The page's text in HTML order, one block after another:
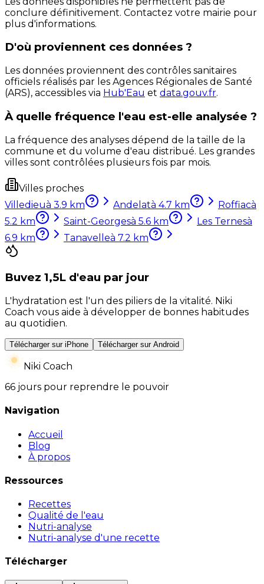
conclure définitivement. Contactez votre mairie pour
plus d'informations.
D'où proviennent ces données ?
Les données proviennent des contrôles sanitaires
officiels réalisés par les Agences Régionales de Santé
(ARS), accessibles via Hub'Eau et data.gouv.fr.
À quelle fréquence l'eau est-elle analysée ?
La fréquence des analyses dépend de la taille de la
commune et du volume d'eau distribué. Les grandes
villes sont contrôlées plusieurs fois par mois.
Villes proches
Villedieuà 3.9 km Andelatà 4.7 km Roffiacà
5.2 km Saint-Georgesà 5.6 km Les Ternesà
6.9 km Tanavelleà 7.2 km
Buvez 1,5L d'eau par jour
L'hydratation est l'un des piliers de la vitalité. Niki
Coach vous aide à développer de bonnes habitudes
au quotidien.
Télécharger sur iPhone Télécharger sur Android
Niki Coach
66 jours pour reprendre le pouvoir
Navigation
Accueil
Blog
À propos
Ressources
Recettes
Qualité de l'eau
Nutri-analyse
Nutri-analyse d'une recette
Télécharger